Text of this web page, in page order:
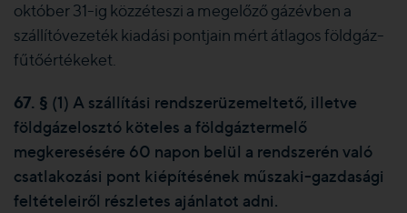
október 31-ig közzéteszi a megelőző gázévben a
szállítóvezeték kiadási pontjain mért átlagos földgáz-
fűtőértékeket.
67. § (1) A szállítási rendszerüzemeltető, illetve
földgázelosztó köteles a földgáztermelő
megkeresésére 60 napon belül a rendszerén való
csatlakozási pont kiépítésének műszaki-gazdasági
feltételeiről részletes ajánlatot adni.